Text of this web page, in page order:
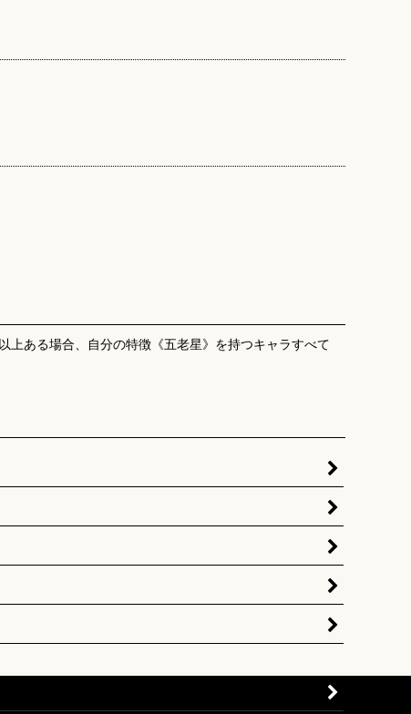
上ある場合、自分の特徴《五老星》を持つキャラすべて